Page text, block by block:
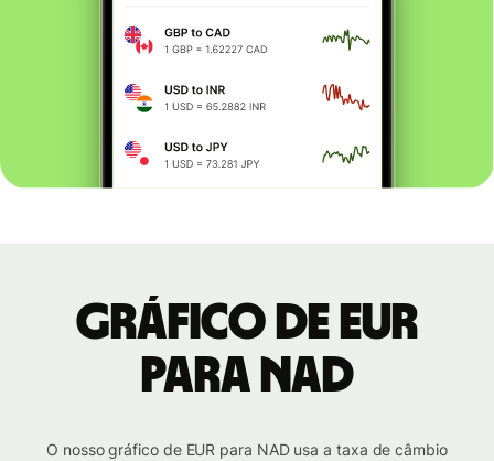
Gráfico de EUR
para NAD
O nosso gráfico de EUR para NAD usa a taxa de câmbio